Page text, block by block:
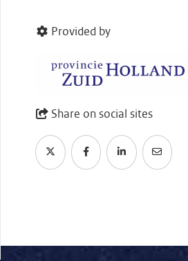
Provided by
Share on social sites